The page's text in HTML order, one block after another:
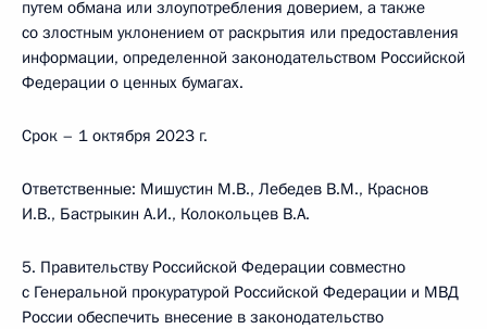
путем обмана или злоупотребления доверием, а также
со злостным уклонением от раскрытия или предоставления
информации, определенной законодательством Российской
Федерации о ценных бумагах.
Срок – 1 октября 2023 г.
Ответственные: Мишустин М.В., Лебедев В.М., Краснов
И.В., Бастрыкин А.И., Колокольцев В.А.
5. Правительству Российской Федерации совместно
с Генеральной прокуратурой Российской Федерации и МВД
России обеспечить внесение в законодательство